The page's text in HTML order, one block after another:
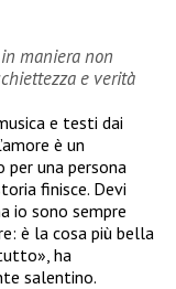
maniera non
e verità
e testi dai
è un
per una persona
finisce. Devi
io sono sempre
è la cosa più bella
ha
salentino.